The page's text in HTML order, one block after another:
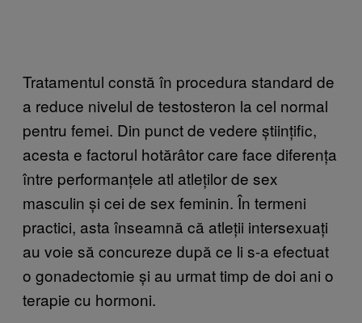
Tratamentul constă în procedura standard de
a reduce nivelul de testosteron la cel normal
pentru femei. Din punct de vedere științific,
acesta e factorul hotărâtor care face diferența
între performanțele atl atleților de sex
masculin și cei de sex feminin. În termeni
practici, asta înseamnă că atleții intersexuați
au voie să concureze după ce li s-a efectuat
o gonadectomie și au urmat timp de doi ani o
terapie cu hormoni.